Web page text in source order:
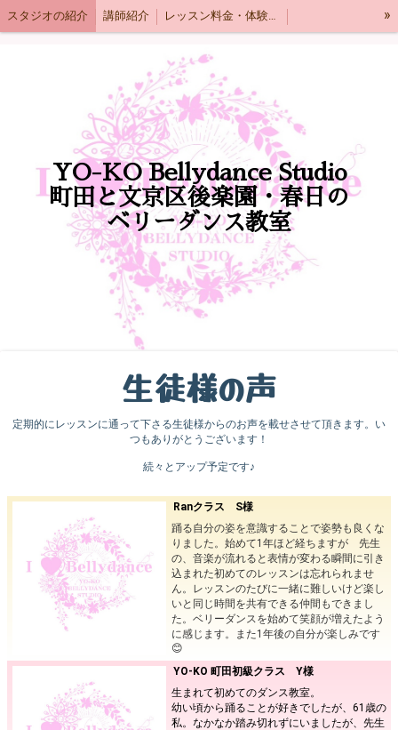
スタジオの紹介 講師紹介 レッスン料金・体験レッスンの流れ »
YO-KO Bellydance Studio
町田と文京区後楽園・春日の
ベリーダンス教室
生徒様の声
定期的にレッスンに通って下さる生徒様からのお声を載せさせて頂きます。い
つもありがとうございます！
続々とアップ予定です♪
Ranクラス S様
踊る自分の姿を意識することで姿勢も良くな
りました。始めて1年ほど経ちますが 先生
の、音楽が流れると表情が変わる瞬間に引き
込まれた初めてのレッスンは忘れられませ
ん。レッスンのたびに一緒に難しいけど楽し
いと同じ時間を共有できる仲間もできまし
た。ベリーダンスを始めて笑顔が増えたよう
に感じます。また1年後の自分が楽しみです
😊
YO-KO 町田初級クラス Y様
生まれて初めてのダンス教室。
幼い頃から踊ることが好きでしたが、61歳の
私。なかなか踏み切れずにいましたが、先生